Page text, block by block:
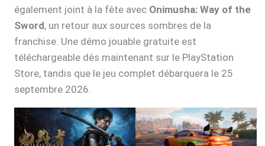
également joint à la fête avec Onimusha: Way of the
Sword, un retour aux sources sombres de la
franchise. Une démo jouable gratuite est
téléchargeable dès maintenant sur le PlayStation
Store, tandis que le jeu complet débarquera le 25
septembre 2026.